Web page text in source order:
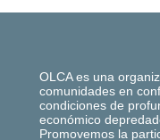
OLCA es una
comunidades en
condiciones de
económico
Promovemos la